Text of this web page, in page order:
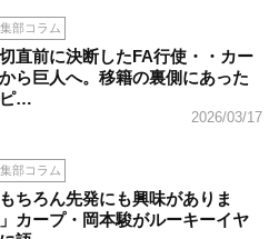
部コラム
直前に決断したFA行使・・カー
ら巨人へ。移籍の裏側にあった
…
2026/03/17
部コラム
もちろん先発にも興味がありま
カープ・岡本駿がルーキーイヤ